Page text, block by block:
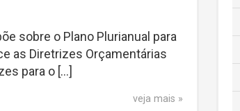
sobre o Plano Plurianual para
as Diretrizes Orçamentárias
para o […]
veja mais